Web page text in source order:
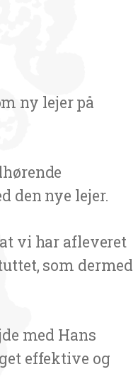
ny lejer på
den nye lejer.
vi har afleveret
som dermed
med Hans
effektive og